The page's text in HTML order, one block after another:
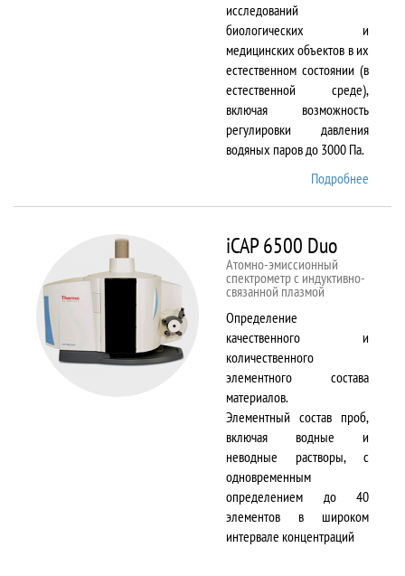
исследований
биологических и
медицинских объектов в их
естественном состоянии (в
естественной среде),
включая возможность
регулировки давления
водяных паров до 3000 Па.
Подробнее
iCAP 6500 Duo
Атомно-эмиссионный
спектрометр с индуктивно-
связанной плазмой
Определение
качественного и
количественного
элементного состава
материалов.
Элементный состав проб,
включая водные и
неводные растворы, с
одновременным
определением до 40
элементов в широком
интервале концентраций